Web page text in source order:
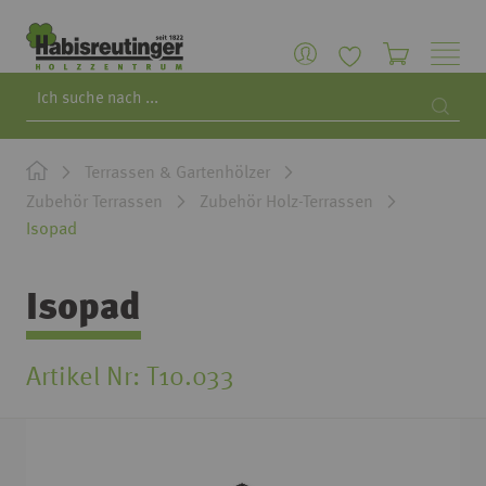
Terrassen & Gartenhölzer
Zubehör Terrassen
Zubehör Holz-Terrassen
Isopad
Isopad
Artikel Nr T10.033